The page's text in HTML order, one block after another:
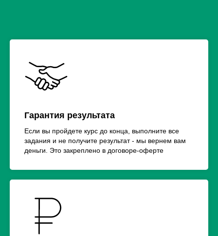
Гарантия результата
Если вы пройдете курс до конца, выполните все
задания и не получите результат - мы вернем вам
деньги. Это закреплено в договоре-оферте